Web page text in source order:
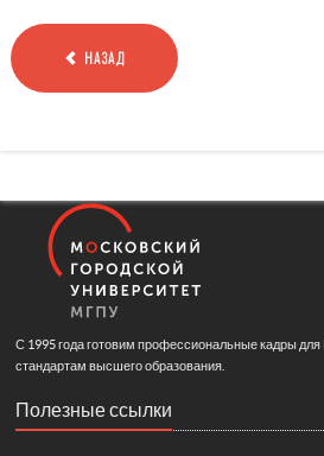
НАЗАД
С 1995 года готовим профессиональные кадры
стандартам высшего образования.
Полезные ссылки